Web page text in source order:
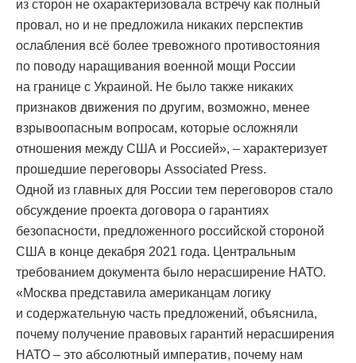
из сторон не охарактеризовала встречу как полный
провал, но и не предложила никаких перспектив
ослабления всё более тревожного противостояния
по поводу наращивания военной мощи России
на границе с Украиной. Не было также никаких
признаков движения по другим, возможно, менее
взрывоопасным вопросам, которые осложняли
отношения между США и Россией», – характеризует
прошедшие переговоры Associated Press.
Одной из главных для России тем переговоров стало
обсуждение проекта договора о гарантиях
безопасности, предложенного российской стороной
США в конце декабря 2021 года. Центральным
требованием документа было нерасширение НАТО.
«Москва представила американцам логику
и содержательную часть предложений, объяснила,
почему получение правовых гарантий нерасширения
НАТО – это абсолютный императив, почему нам